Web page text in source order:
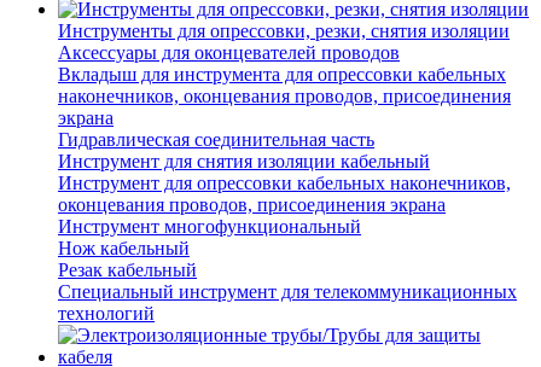
Инструменты для опрессовки, резки, снятия изоляции
Аксессуары для оконцевателей проводов
Вкладыш для инструмента для опрессовки кабельных
наконечников, оконцевания проводов, присоединения
экрана
Гидравлическая соединительная часть
Инструмент для снятия изоляции кабельный
Инструмент для опрессовки кабельных наконечников,
оконцевания проводов, присоединения экрана
Инструмент многофункциональный
Нож кабельный
Резак кабельный
Специальный инструмент для телекоммуникационных
технологий